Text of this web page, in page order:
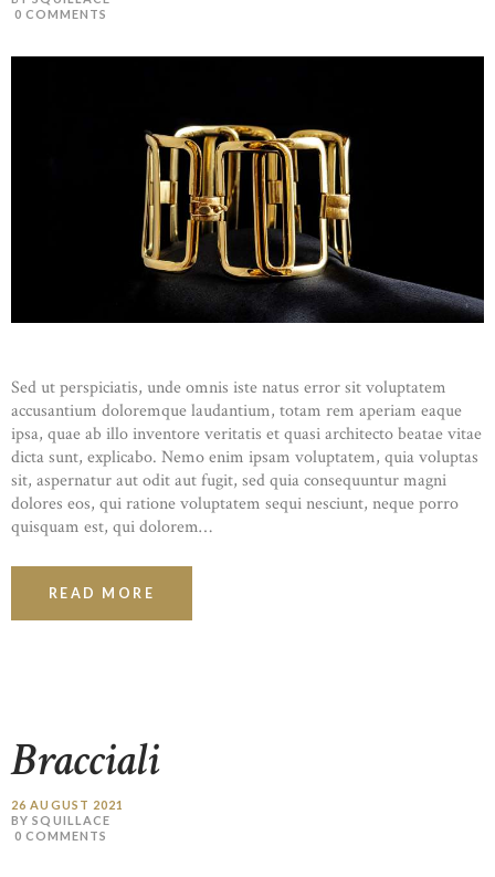
0 COMMENTS
Sed ut perspiciatis, unde omnis iste natus error sit voluptatem
accusantium doloremque laudantium, totam rem aperiam eaque
ipsa, quae ab illo inventore veritatis et quasi architecto beatae vitae
dicta sunt, explicabo. Nemo enim ipsam voluptatem, quia voluptas
sit, aspernatur aut odit aut fugit, sed quia consequuntur magni
dolores eos, qui ratione voluptatem sequi nesciunt, neque porro
quisquam est, qui dolorem…
READ MORE
Bracciali
26 AUGUST 2021
BY SQUILLACE
0 COMMENTS